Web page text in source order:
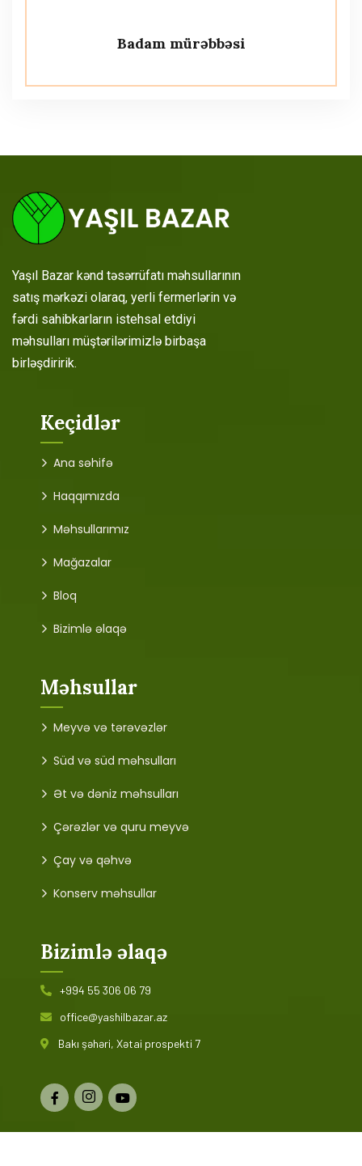
Badam mürəbbəsi
Yaşıl Bazar kənd təsərrüfatı məhsullarının
satış mərkəzi olaraq, yerli fermerlərin və
fərdi sahibkarların istehsal etdiyi
məhsulları müştərilərimizlə birbaşa
birləşdiririk.
Keçidlər
Ana səhifə
Haqqımızda
Məhsullarımız
Mağazalar
Bloq
Bizimlə əlaqə
Məhsullar
Meyvə və tərəvəzlər
Süd və süd məhsulları
Ət və dəniz məhsulları
Çərəzlər və quru meyvə
Çay və qəhvə
Konserv məhsullar
Bizimlə əlaqə
+994 55 306 06 79
office@yashilbazar.az
Bakı şəhəri, Xətai prospekti 7